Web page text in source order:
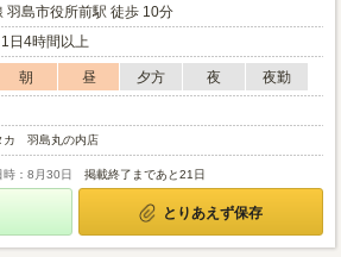
羽島市役所前駅 徒歩 10分
日4時間以上
朝 昼 夕方 夜
夜勤
カ 羽島丸の内店
時：8月30日 掲載終了まであと21日
とりあえず保存